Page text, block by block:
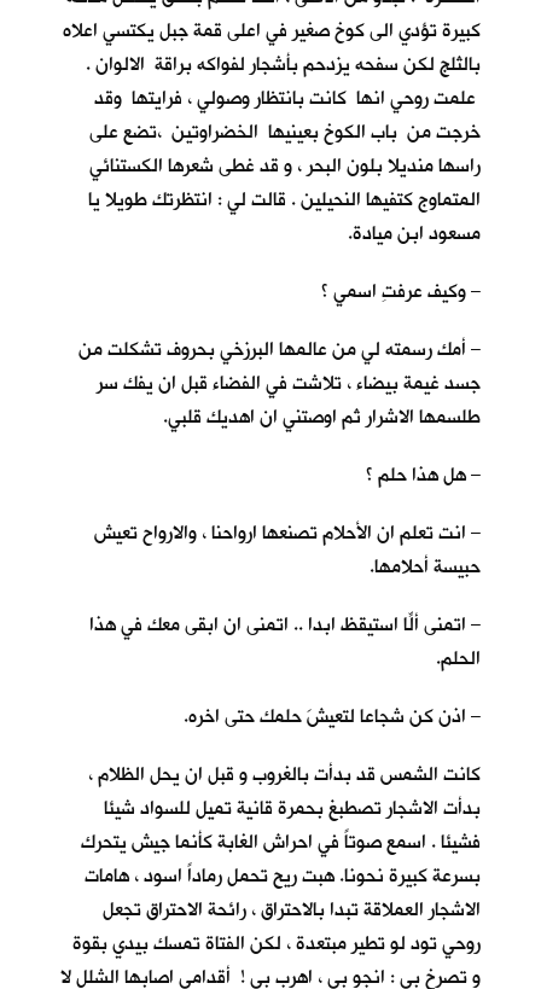
كبيرة تؤدي الى كوخ صغير في اعلى قمة جبل يكتسي اعلاه
بالثلج لكن سفحه يزدحم بأشجار لفواكه براقة الالوان .
علمت روحي انها كانت بانتظار وصولي ، فرايتها وقد
خرجت من باب الكوخ بعينيها الخضراوتين ،تضع على
راسها منديلا بلون البحر ، و قد غطى شعرها الكستنائي
المتماوج كتفيها النحيلين . قالت لي : انتظرتك طويلا يا
مسعود ابن ميادة.
– وكيف عرفتِ اسمي ؟
– أمك رسمته لي من عالمها البرزخي بحروف تشكلت من
جسد غيمة بيضاء ، تلاشت في الفضاء قبل ان يفك سر
طلسمها الاشرار ثم اوصتني ان اهديك قلبي.
– هل هذا حلم ؟
– انت تعلم ان الأحلام تصنعها ارواحنا ، والارواح تعيش
حبيسة أحلامها.
– اتمنى ألّا استيقظ ابدا .. اتمنى ان ابقى معكِ في هذا
الحلم.
– اذن كن شجاعا لتعيشَ حلمك حتى اخره.
كانت الشمس قد بدأت بالغروب و قبل ان يحل الظلام ،
بدأت الاشجار تصطبغ بحمرة قانية تميل للسواد شيئا
فشيئا . اسمع صوتاً في احراش الغابة كأنما جيش يتحرك
بسرعة كبيرة نحونا. هبت ريح تحمل رماداً اسود ، هامات
الاشجار العملاقة تبدا بالاحتراق ، رائحة الاحتراق تجعل
روحي تود لو تطير مبتعدة ، لكن الفتاة تمسك بيدي بقوة
و تصرخ بي : انجو بي ، اهرب بي ! أقدامي اصابها الشلل لا